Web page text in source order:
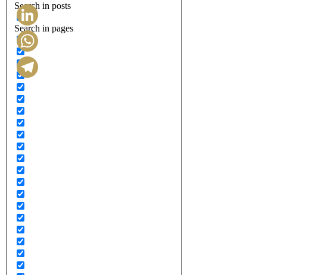
Search in posts
Search in pages
Pinterest
LinkedIn
WhatsApp
Telegram